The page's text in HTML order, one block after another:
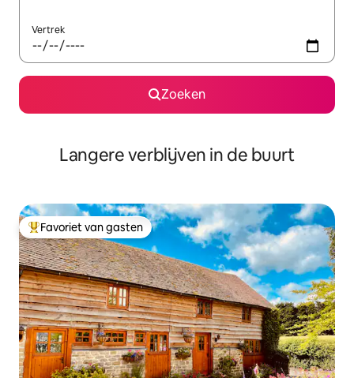
Vertrek
Zoeken
Langere verblijven in de buurt
Topfavoriet van gasten
Favoriet van gasten